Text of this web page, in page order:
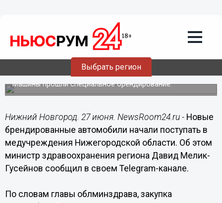
Выбрать регион
Новые брендированные машины
начали поступать в нижегородские
медучреждения
Машины прошли специальное брендирование.
Нижний Новгород. 27 июня. NewsRoom24.ru - Новые
брендированные автомобили начали поступать в
медучреждения Нижегородской области. Об этом
министр здравоохранения региона Давид Мелик-
Гусейнов сообщил в своем Telegram-канале.
По словам главы облминздрава, закупка